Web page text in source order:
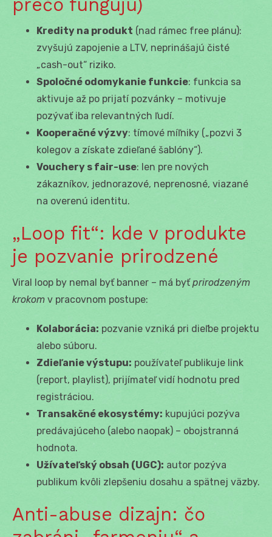
prečo fungujú)
Kredity na produkt (nad rámec free plánu):
zvyšujú zapojenie a LTV, neprinášajú čisté
„cash-out“ riziko.
Spoločné odomykanie funkcie: funkcia sa
aktivuje až po prijatí pozvánky – motivuje
pozývať iba relevantných ľudí.
Kooperačné výzvy: tímové míľniky („pozvi 3
kolegov a získate zdieľané šablóny“).
Vouchery s fair-use: len pre nových
zákazníkov, jednorazové, neprenosné, viazané
na overenú identitu.
„Loop fit“: kde v produkte
je pozvanie prirodzené
Viral loop by nemal byť banner – má byťprirodzeným
krokom v pracovnom postupe:
Kolaborácia: pozvanie vzniká pri dieľbe projektu
alebo súboru.
Zdieľanie výstupu: používateľ publikuje link
(report, playlist), prijímateľ vidí hodnotu pred
registráciou.
Transakčné ekosystémy: kupujúci pozýva
predávajúceho (alebo naopak) – obojstranná
hodnota.
Užívateľský obsah (UGC): autor pozýva
publikum kvôli zlepšeniu dosahu a spätnej väzby.
Anti-abuse dizajn: čo